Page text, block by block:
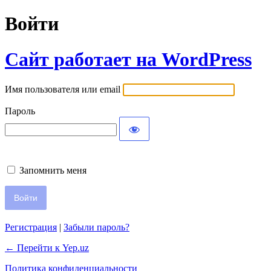
Войти
Сайт работает на WordPress
Имя пользователя или email
Пароль
Запомнить меня
Регистрация | Забыли пароль?
← Перейти к Yep.uz
Политика конфиденциальности